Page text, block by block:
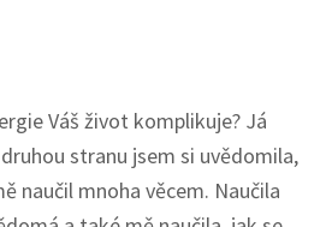
Váš život komplikuje? Já
stranu jsem si uvědomila,
naučil mnoha věcem. Naučila